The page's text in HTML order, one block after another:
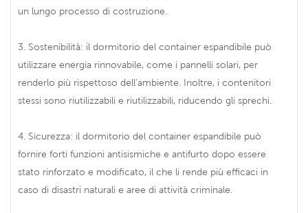
un lungo processo di costruzione.
3. Sostenibilità: il dormitorio del container espandibile può
utilizzare energia rinnovabile, come i pannelli solari, per
renderlo più rispettoso dell'ambiente. Inoltre, i contenitori
stessi sono riutilizzabili e riutilizzabili, riducendo gli sprechi.
4. Sicurezza: il dormitorio del container espandibile può
fornire forti funzioni antisismiche e antifurto dopo essere
stato rinforzato e modificato, il che li rende più efficaci in
caso di disastri naturali e aree di attività criminale.